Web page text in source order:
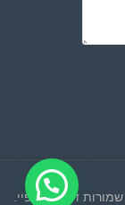
דוקטור ספיי.